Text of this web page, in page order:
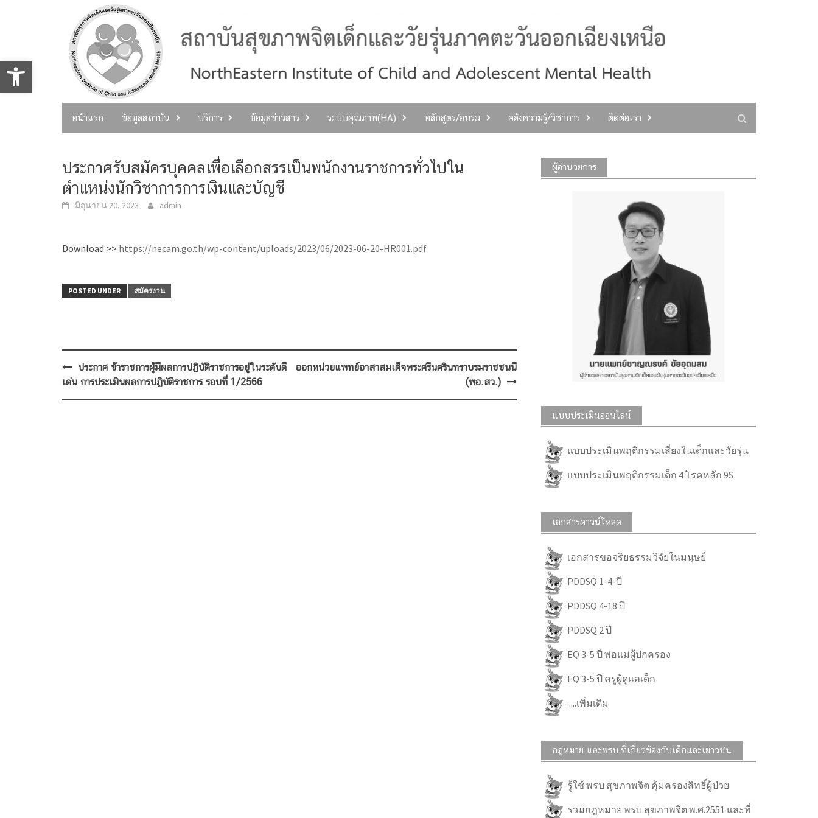
Open toolbar
หน้าแรก ข้อมูลสถาบัน บริการ ข้อมูลข่าวสาร ระบบคุณภาพ(HA) หลักสูตร/อบรม คลังความรู้/วิชาการ ติดต่อเรา
ประกาศรับสมัครบุคคลเพื่อเลือกสรรเป็นพนักงานราชการทั่วไปใน
ตำแหน่งนักวิชาการการเงินและบัญชี
มิถุนายน 20, 2023 admin
Download >> https://necam.go.th/wp-content/uploads/2023/06/2023-06-20-HR001.pdf
POSTED UNDER สมัครงาน
Post
navigation
ประกาศ ข้าราชการผู้มีผลการปฏิบัติราชการอยู่ในระดับดี
เด่น การประเมินผลการปฏิบัติราชการ รอบที่ 1/2566
ออกหน่วยแพทย์อาสาสมเด็จพระศรีนครินทราบรมราชชนนี
(พอ.สว.)
ผู้อำนวยการ
แบบประเมินออนไลน์
แบบประเมินพฤติกรรมเสี่ยงในเด็กและวัยรุ่น
แบบประเมินพฤติกรรมเด็ก 4 โรคหลัก 9S
เอกสารดาวน์โหลด
เอกสารขอจริยธรรมวิจัยในมนุษย์
PDDSQ 1-4-ปี
PDDSQ 4-18 ปี
PDDSQ 2 ปี
EQ 3-5 ปี พ่อแม่ผู้ปกครอง
EQ 3-5 ปี ครูผู้ดูแลเด็ก
.....เพิ่มเติม
กฎหมาย และพรบ.ที่เกี่ยวข้องกับเด็กและเยาวชน
รู้ใช้ พรบ สุขภาพจิต คุ้มครองสิทธิ์ผู้ป่วย
รวมกฎหมาย พรบ.สุขภาพจิต พ.ศ.2551 และที่